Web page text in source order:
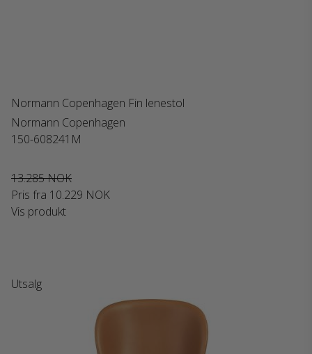
Normann Copenhagen Fin lenestol
Normann Copenhagen
150-608241M
13.285 NOK
Pris fra 10.229 NOK
Vis produkt
Utsalg